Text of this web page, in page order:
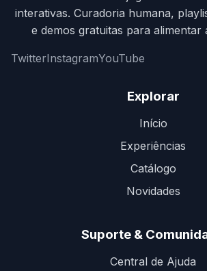
interativas. Curadoria humana,
e demos gratuitas para alimentar
TwitterInstagramYouTube
Explorar
Início
Experiências
Catálogo
Novidades
Suporte &
Central de Ajuda